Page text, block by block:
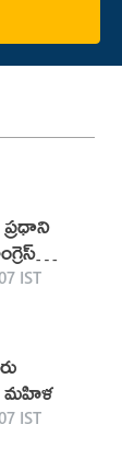
ప్రధాని
IST
మహిళ
IST